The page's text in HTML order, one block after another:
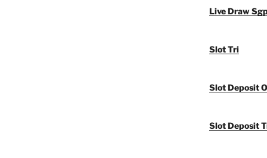
Live Draw
Slot Tri
Slot Deposit
Slot Deposit